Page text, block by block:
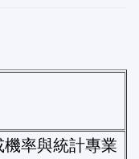
率與統計專業